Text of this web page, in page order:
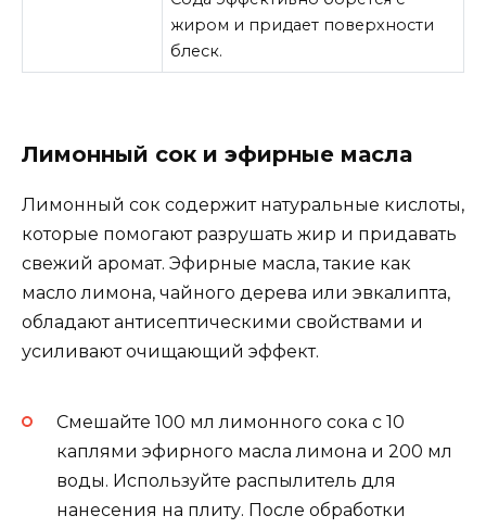
жиром и придает поверхности
блеск.
Лимонный сок и эфирные масла
Лимонный сок содержит натуральные кислоты,
которые помогают разрушать жир и придавать
свежий аромат. Эфирные масла, такие как
масло лимона, чайного дерева или эвкалипта,
обладают антисептическими свойствами и
усиливают очищающий эффект.
Смешайте 100 мл лимонного сока с 10
каплями эфирного масла лимона и 200 мл
воды. Используйте распылитель для
нанесения на плиту. После обработки